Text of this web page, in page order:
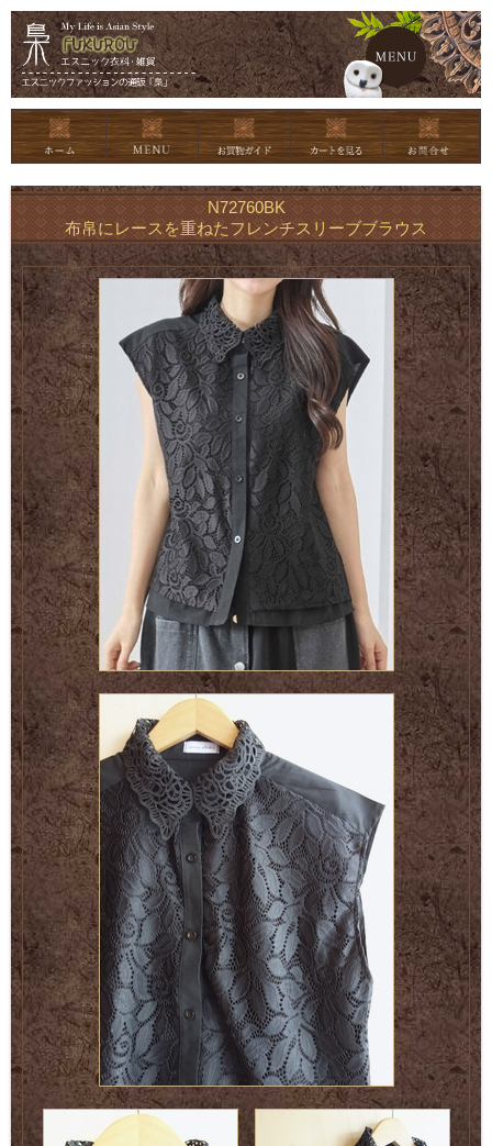
メイン
N72760BK
布帛にレースを重ねたフレンチスリーブブラウス